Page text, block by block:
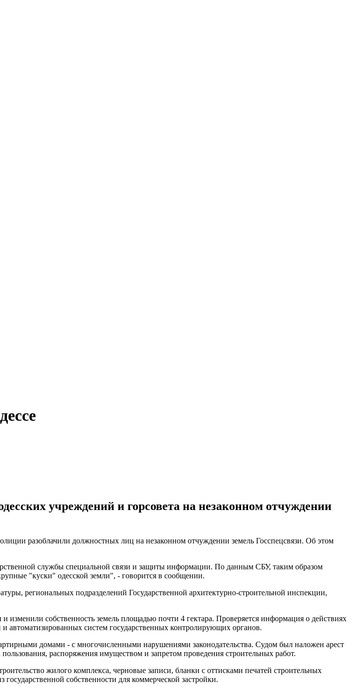
учреждений и горсовета на незаконном отчуждении
разоблачили должностных лиц на незаконном отчуждении земель Госспецсвязи. Об этом
службы специальной связи и защиты информации. По данным СБУ, таким образом
"куски" одесской земли", - говорится в сообщении.
региональных подразделений Государственной архитектурно-строительной инспекции,
собственность земель площадью почти 4 гектара. Проверяется информация о действиях
автоматизированных систем государственных контролирующих органов.
домами - с многочисленными нарушениями законодательства. Судом был наложен арест
распоряжения имуществом и запретом проведения строительных работ.
жилого комплекса, черновые записи, бланки с оттисками печатей строительных
собственности для коммерческой застройки.